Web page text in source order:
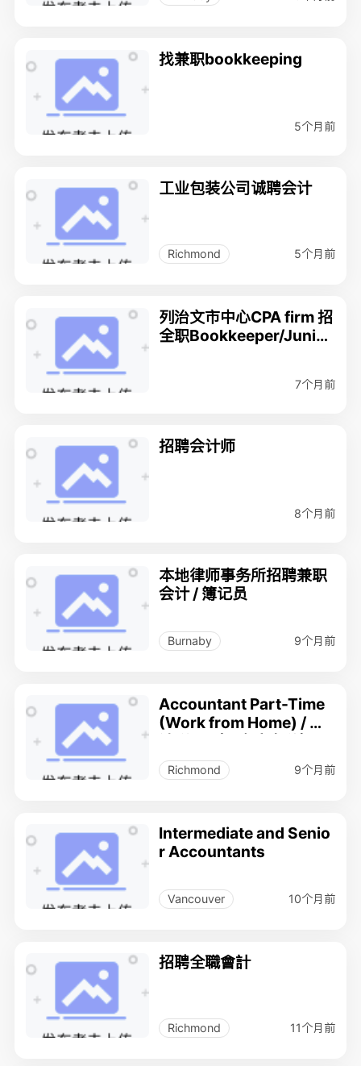
找兼职bookkeeping
5个月前
工业包装公司诚聘会计
Richmond 5个月前
列治文市中心CPA firm 招
全职Bookkeeper/Junior
7个月前
招聘会计师
8个月前
本地律师事务所招聘兼职
会计 / 簿记员
Burnaby 9个月前
Accountant Part-Time
(Work from Home) / 会
Richmond 9个月前
Intermediate and Senio
r Accountants
Vancouver 10个月前
招聘全職會計
Richmond 11个月前